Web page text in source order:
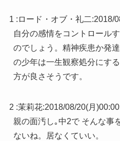
1 : ロード・オブ・礼二:2018/
自分の感情をコントロール
のでしょう。精神疾患か発
の少年は一生観察処分にす
方が良さそうです。
2 :茉莉花:2018/08/20(月
親の面汚し｡中2で そんな事
ないね。居なくていい。